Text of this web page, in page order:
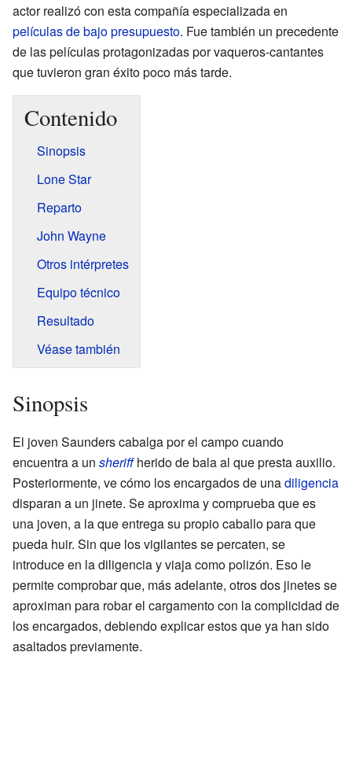
actor realizó con esta compañía especializada en
películas de bajo presupuesto. Fue también un precedente
de las películas protagonizadas por vaqueros-cantantes
que tuvieron gran éxito poco más tarde.
Contenido
Sinopsis
Lone Star
Reparto
John Wayne
Otros intérpretes
Equipo técnico
Resultado
Véase también
Sinopsis
El joven Saunders cabalga por el campo cuando
encuentra a un sheriffherido de bala al que presta auxilio.
Posteriormente, ve cómo los encargados de unadiligencia
disparan a un jinete. Se aproxima y comprueba que es
una joven, a la que entrega su propio caballo para que
pueda huir. Sin que los vigilantes se percaten, se
introduce en la diligencia y viaja como polizón. Eso le
permite comprobar que, más adelante, otros dos jinetes se
aproximan para robar el cargamento con la complicidad de
los encargados, debiendo explicar estos que ya han sido
asaltados previamente.